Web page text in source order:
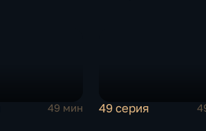
49 мин 49 серия